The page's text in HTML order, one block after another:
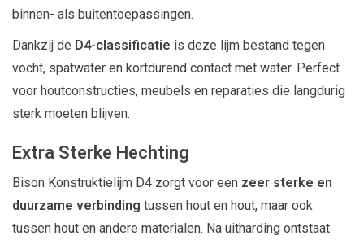
binnen- als buitentoepassingen.
Dankzij de D4-classificatie is deze lijm bestand tegen
vocht, spatwater en kortdurend contact met water. Perfect
voor houtconstructies, meubels en reparaties die langdurig
sterk moeten blijven.
Extra Sterke Hechting
Bison Konstruktielijm D4 zorgt voor een zeer sterke en
duurzame verbinding tussen hout en hout, maar ook
tussen hout en andere materialen. Na uitharding ontstaat